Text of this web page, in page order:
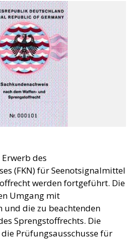
des
(FKN) für Seenotsignalmittel
werden fortgeführt. Die
Umgang mit
und die zu beachtenden
Sprengstoffrechts. Die
Prüfungsausschusse für